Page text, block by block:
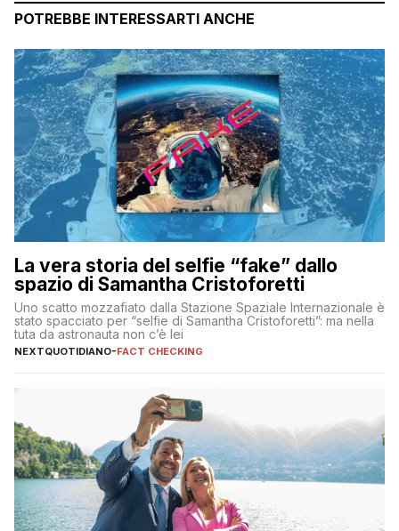
POTREBBE INTERESSARTI ANCHE
La vera storia del selfie “fake” dallo
spazio di Samantha Cristoforetti
Uno scatto mozzafiato dalla Stazione Spaziale Internazionale è
stato spacciato per “selfie di Samantha Cristoforetti”: ma nella
tuta da astronauta non c’è lei
NEXTQUOTIDIANO-FACT CHECKING